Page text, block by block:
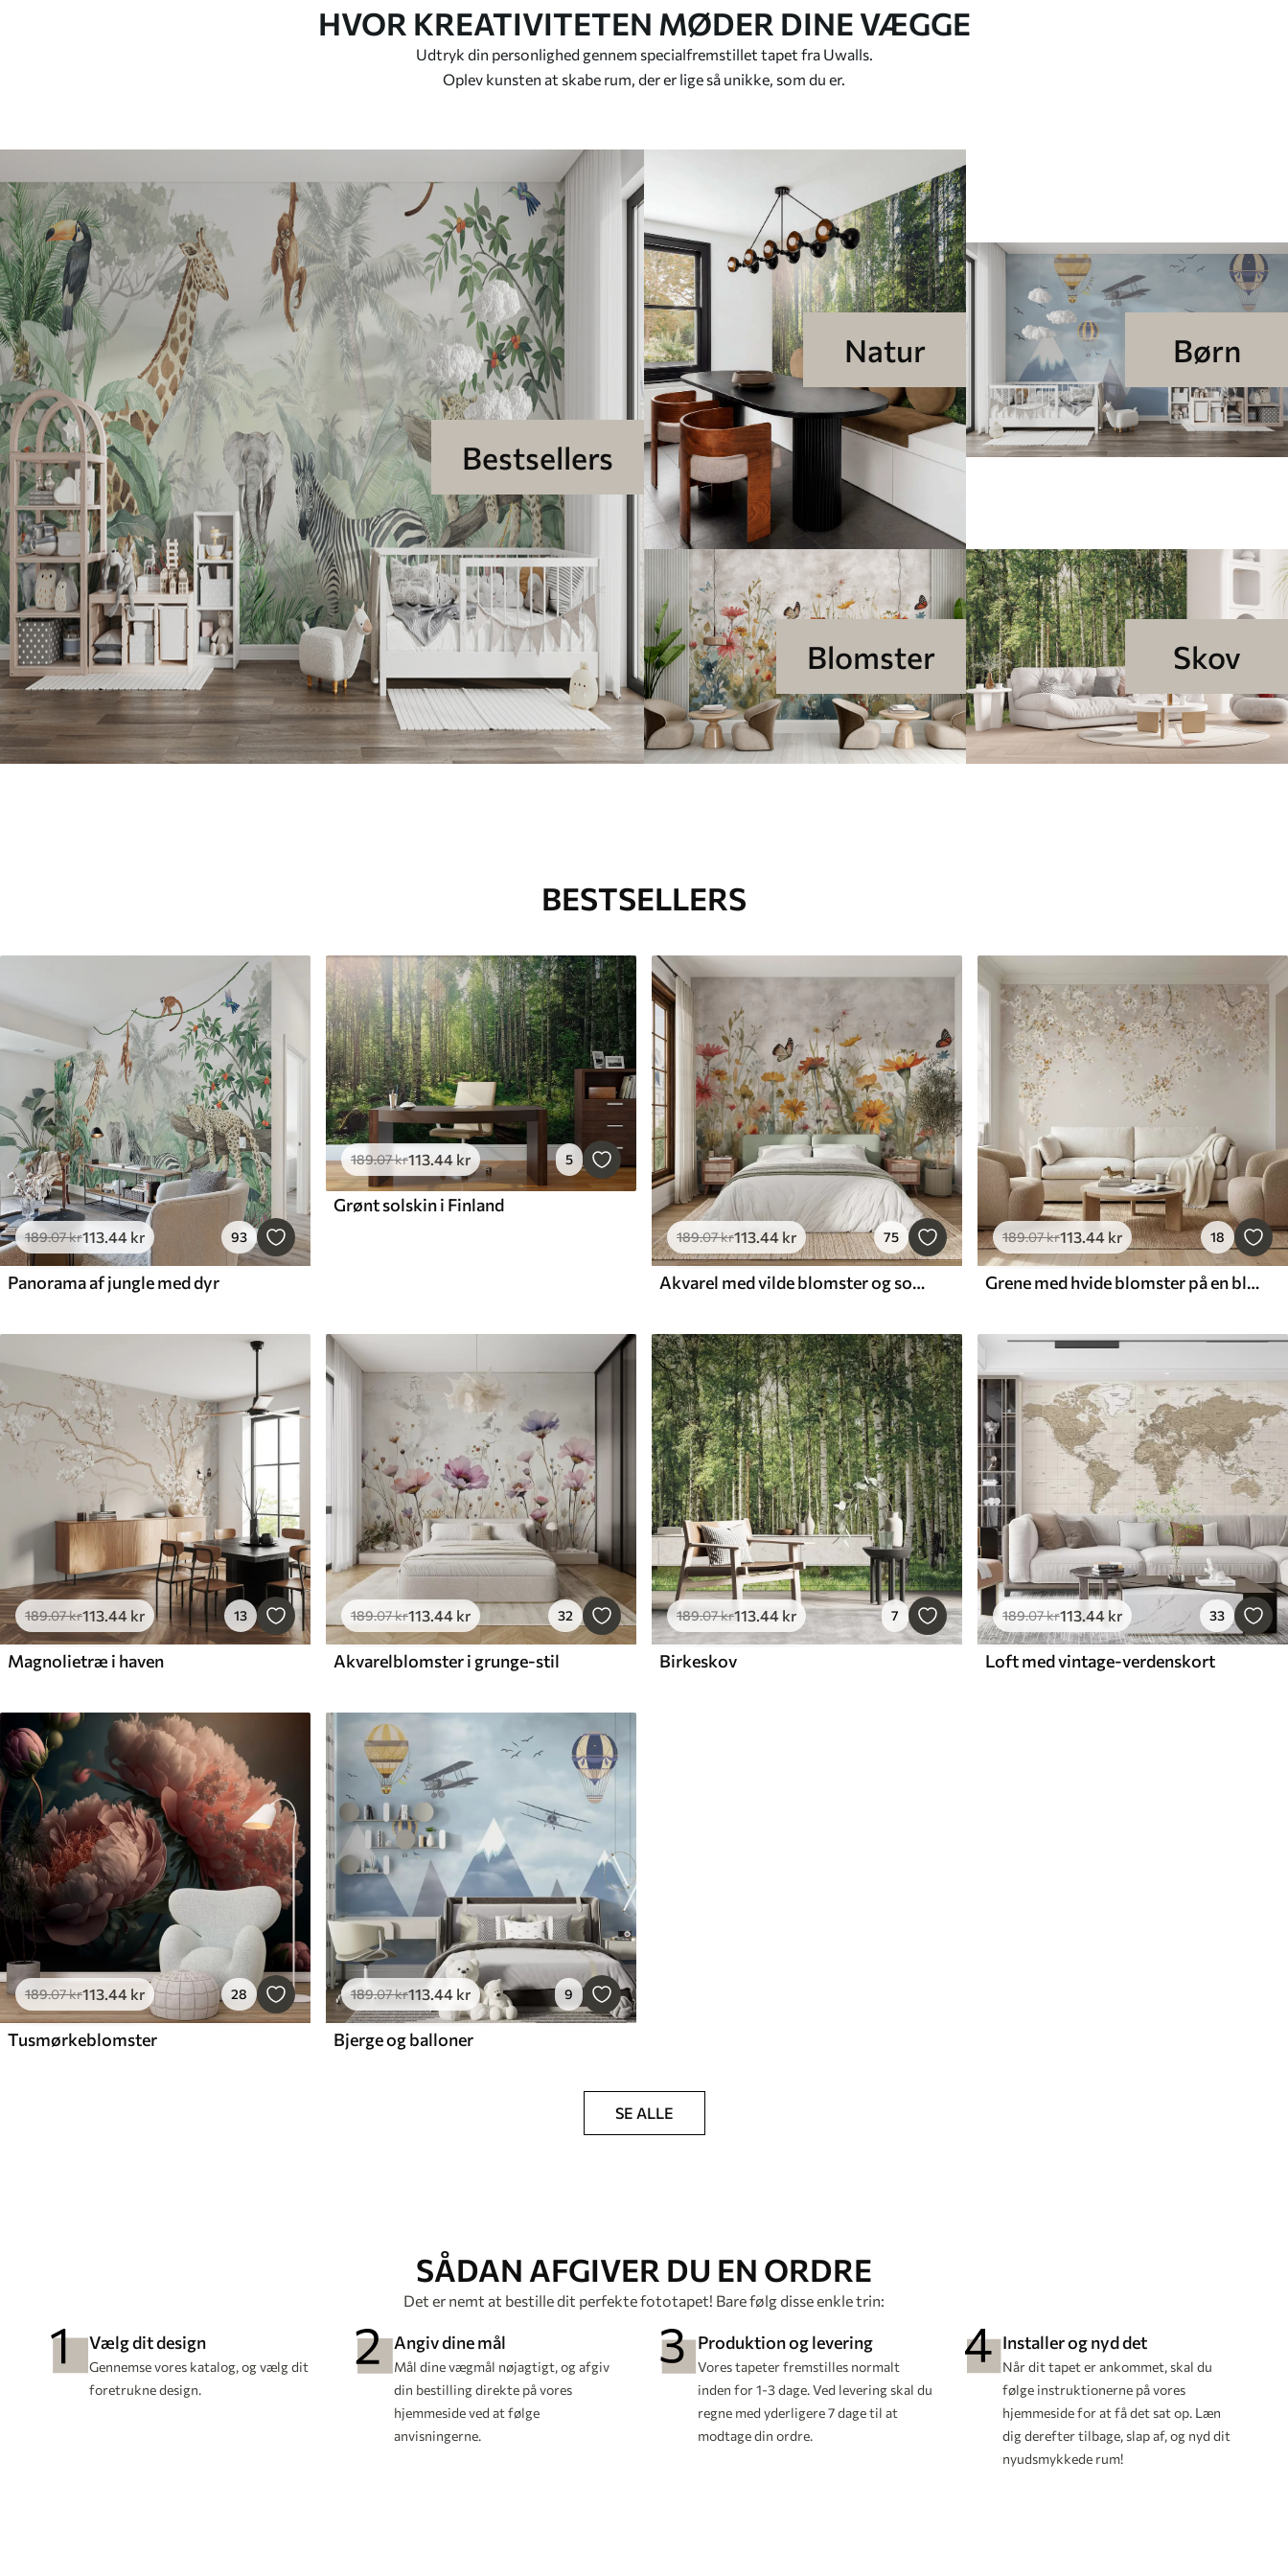
HVOR KREATIVITETEN MØDER DINE VÆGGE
Udtryk din personlighed gennem specialfremstillet tapet fra Uwalls.
Oplev kunsten at skabe rum, der er lige så unikke, som du er.
Bestsellers
Natur Børn
Blomster Skov
BESTSELLERS
189.07kr113.44 kr 93
Panorama af jungle med dyr
189.07kr113.44 kr 5
Grønt solskin i Finland
189.07kr113.44 kr 75
Akvarel med vilde blomster og sommerfugle
189.07kr113.44 kr 18
Grene med hvide blomster på en blød beige baggrund
189.07kr113.44 kr 13
Magnolietræ i haven
189.07kr113.44 kr 32
Akvarelblomster i grunge-stil
189.07kr113.44 kr 7
Birkeskov
189.07kr113.44 kr 33
Loft med vintage-verdenskort
189.07kr113.44 kr 28
Tusmørkeblomster
189.07kr113.44 kr 9
Bjerge og balloner
SE ALLE
SÅDAN AFGIVER DU EN ORDRE
Det er nemt at bestille dit perfekte fototapet! Bare følg disse enkle trin:
Vælg dit design
Gennemse vores katalog, og vælg dit
foretrukne design.
Angiv dine mål
Mål dine vægmål nøjagtigt, og afgiv
din bestilling direkte på vores
hjemmeside ved at følge
anvisningerne.
Produktion og levering
Vores tapeter fremstilles normalt
inden for 1-3 dage. Ved levering skal du
regne med yderligere 7 dage til at
modtage din ordre.
Installer og nyd det
Når dit tapet er ankommet, skal du
følge instruktionerne på vores
hjemmeside for at få det sat op. Læn
dig derefter tilbage, slap af, og nyd dit
nyudsmykkede rum!